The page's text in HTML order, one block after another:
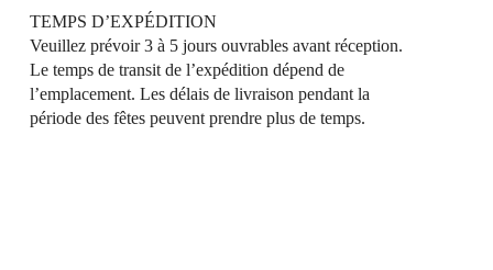
TEMPS D’EXPÉDITION
Veuillez prévoir 3 à 5 jours ouvrables avant réception.
Le temps de transit de l’expédition dépend de
l’emplacement. Les délais de livraison pendant la
période des fêtes peuvent prendre plus de temps.